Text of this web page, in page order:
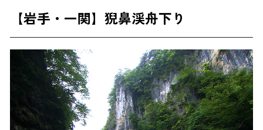
【岩手・一関】猊鼻渓舟下り